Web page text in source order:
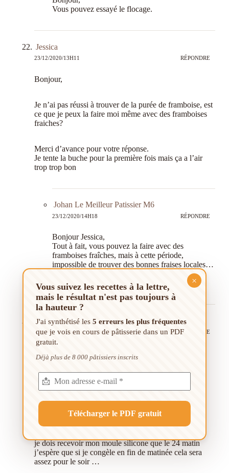
Vous pouvez essayé le flocage.
Jessica
23/12/2020/13H11 RÉPONDRE
Bonjour,
Je n’ai pas réussi à trouver de la purée de framboise, est
ce que je peux la faire moi même avec des framboises
fraiches?
Merci d’avance pour votre réponse.
Je tente la buche pour la première fois mais ça a l’air
trop trop bon
Johan Le Meilleur Patissier M6
23/12/2020/14H18 RÉPONDRE
Bonjour Jessica,
Tout à fait, vous pouvez la faire avec des
framboises fraîches, mais à cette période,
impossible de trouver des bonnes fraises locales…
Autant prendre des framboises congelés chez
Picard par exemple.
Pauline
23/12/2020/9H04 RÉPONDRE
Bonjour
je tente cette recette pour le réveillon du 24 !
mon crémeux est déjà fait et au congélateur !
conserver au réfrigérateur Jusqu’au montage de la
idem pour le biscuit joconde filmé à température
je dois recevoir mon moule silicone que le 24 matin
j’espère que si je congèle en fin de matinée cela sera
assez pour le soir …
×
Vous suivez les recettes à la lettre,
mais le résultat n'est pas toujours à
la hauteur ?
J'ai synthétisé les 5 erreurs les plus fréquentes
que je vois en cours de pâtisserie dans un PDF
gratuit.
Déjà plus de 8 000 pâtissiers inscrits